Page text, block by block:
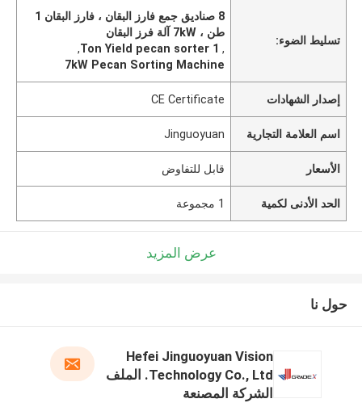
تسليط الضوء:
8 صناديق جمع فارز البقان ، فارز البقان 1
طن ، 7kW آلة فرز البقان
,
1 Ton Yield pecan sorter
,
7kW Pecan Sorting Machine
إصدار الشهادات CE Certificate
اسم العلامة التجارية Jinguoyuan
الأسعار قابل للتفاوض
الحد الأدنى لكمية 1 مجموعة
عرض المزيد
حول نا
Hefei Jinguoyuan Vision
Technology Co., Ltd. الملف
الشركة المصنعة